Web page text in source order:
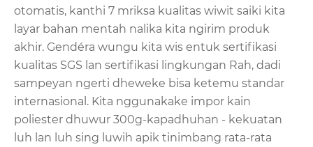
otomatis, kanthi 7 mriksa kualitas wiwit saiki kita
layar bahan mentah nalika kita ngirim produk
akhir. Gendéra wungu kita wis entuk sertifikasi
kualitas SGS lan sertifikasi lingkungan Rah, dadi
sampeyan ngerti dheweke bisa ketemu standar
internasional. Kita nggunakake impor kain
poliester dhuwur 300g-kapadhuhan - kekuatan
luh lan luh sing luwih apik tinimbang rata-rata